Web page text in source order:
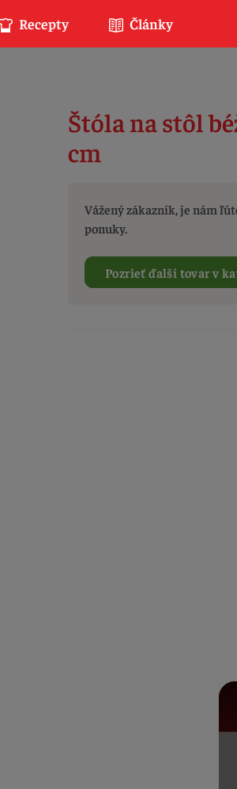
Štóla na stôl
cm
Vážený zákazník, je nám
ponuky.
Pozrieť ďalší tovar v
Recepty Články